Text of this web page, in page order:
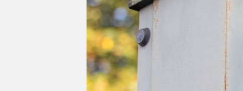
Datenschutz
Impressum